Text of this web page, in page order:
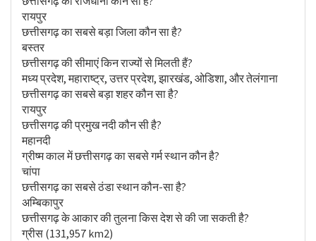
रायपुर
छत्तीसगढ़ का सबसे बड़ा जिला कौन सा है?
बस्तर
छत्तीसगढ़ की सीमाएं किन राज्यों से मिलती हैं?
मध्य प्रदेश, महाराष्ट्र, उत्तर प्रदेश, झारखंड, ओडिशा, और तेलंगाना
छत्तीसगढ़ का सबसे बड़ा शहर कौन सा है?
रायपुर
छत्तीसगढ़ की प्रमुख नदी कौन सी है?
महानदी
ग्रीष्म काल में छत्तीसगढ़ का सबसे गर्म स्थान कौन है?
चांपा
छत्तीसगढ़ का सबसे ठंडा स्थान कौन-सा है?
अम्बिकापुर
छत्तीसगढ़ के आकार की तुलना किस देश से की जा सकती है?
ग्रीस (131,957 km2)